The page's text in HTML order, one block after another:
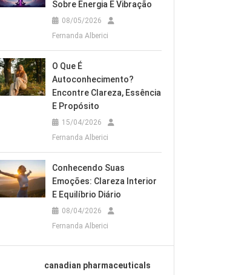
Sobre Energia E Vibração
08/05/2026
Fernanda Alberici
O Que É
Autoconhecimento?
Encontre Clareza, Essência
E Propósito
15/04/2026
Fernanda Alberici
Conhecendo Suas
Emoções: Clareza Interior
E Equilíbrio Diário
08/04/2026
Fernanda Alberici
canadian pharmaceuticals